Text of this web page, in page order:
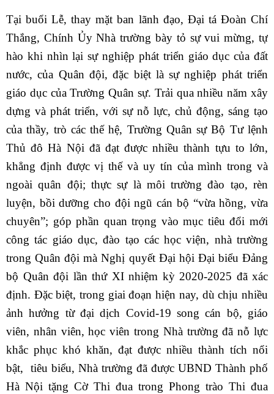
Tại buổi Lễ, thay mặt ban lãnh đạo, Đại tá Đoàn Chí
Thắng, Chính Ủy Nhà trường bày tỏ sự vui mừng, tự
hào khi nhìn lại sự nghiệp phát triển giáo dục của đất
nước, của Quân đội, đặc biệt là sự nghiệp phát triển
giáo dục của Trường Quân sự. Trải qua nhiều năm xây
dựng và phát triển, với sự nỗ lực, chủ động, sáng tạo
của thầy, trò các thế hệ, Trường Quân sự Bộ Tư lệnh
Thủ đô Hà Nội đã đạt được nhiều thành tựu to lớn,
khẳng định được vị thế và uy tín của mình trong và
ngoài quân đội; thực sự là môi trường đào tạo, rèn
luyện, bồi dưỡng cho đội ngũ cán bộ “vừa hồng, vừa
chuyên”; góp phần quan trọng vào mục tiêu đổi mới
công tác giáo dục, đào tạo các học viện, nhà trường
trong Quân đội mà Nghị quyết Đại hội Đại biểu Đảng
bộ Quân đội lần thứ XI nhiệm kỳ 2020-2025 đã xác
định. Đặc biệt, trong giai đoạn hiện nay, dù chịu nhiều
ảnh hưởng từ đại dịch Covid-19 song cán bộ, giáo
viên, nhân viên, học viên trong Nhà trường đã nỗ lực
khắc phục khó khăn, đạt được nhiều thành tích nổi
bật, tiêu biểu, Nhà trường đã được UBND Thành phố
Hà Nội tặng Cờ Thi đua trong Phong trào Thi đua